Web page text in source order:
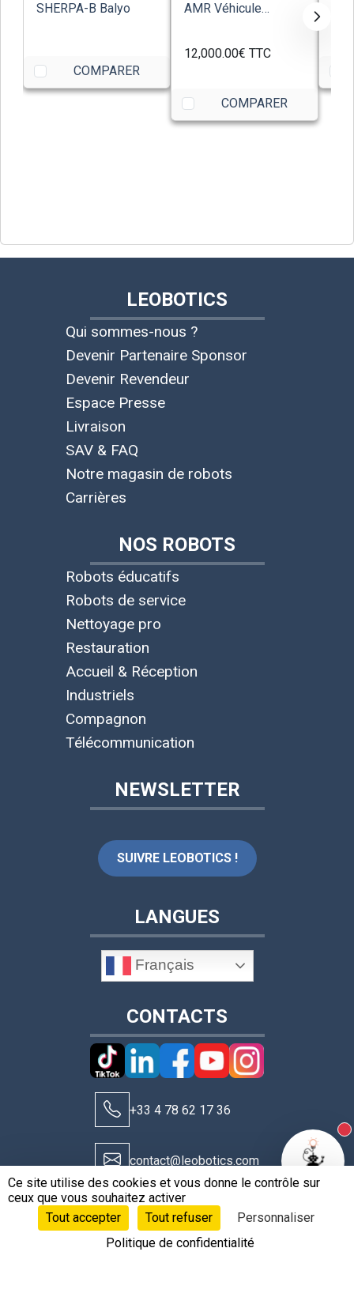
SHERPA-B Balyo
COMPARER
AMR Véhicule
12,000.00€ TTC
COMPARER
LEOBOTICS
Qui sommes-nous ?
Devenir Partenaire Sponsor
Devenir Revendeur
Espace Presse
Livraison
SAV & FAQ
Notre magasin de robots
Carrières
NOS ROBOTS
Robots éducatifs
Robots de service
Nettoyage pro
Restauration
Accueil & Réception
Industriels
Compagnon
Télécommunication
NEWSLETTER
SUIVRE LEOBOTICS !
LANGUES
Français
CONTACTS
+33 4 78 62 17 36
contact@leobotics.com
Ce site utilise des cookies et vous donne le contrôle sur
ceux que vous souhaitez activer
Tout accepter
Tout refuser
Personnaliser
Politique de confidentialité